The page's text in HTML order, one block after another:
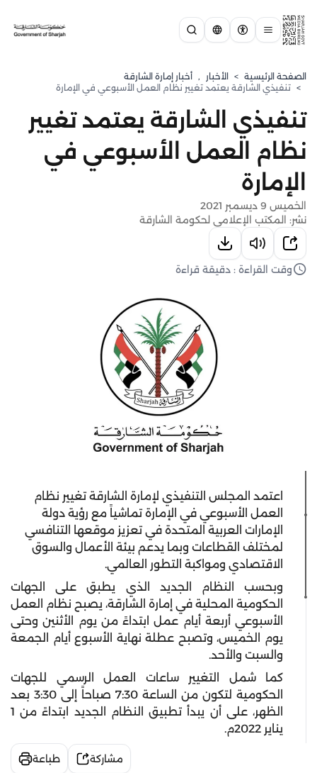
الصفحة الرئيسية > الأخبار , أخبار إمارة الشارقة
> تنفيذي الشارقة يعتمد تغيير نظام العمل الأسبوعي في الإمارة
تنفيذي الشارقة يعتمد تغيير
نظام العمل الأسبوعي في
الإمارة
الخميس 9 ديسمبر 2021
نشر: المكتب الإعلامي لحكومة الشارقة
وقت القراءة : دقيقة قراءة
اعتمد المجلس التنفيذي لإمارة الشارقة تغيير نظام
العمل الأسبوعي في الإمارة تماشياً مع رؤية دولة
الإمارات العربية المتحدة في تعزيز موقعها التنافسي
لمختلف القطاعات وبما يدعم بيئة الأعمال والسوق
الاقتصادي ومواكبة التطور العالمي.
وبحسب النظام الجديد الذي يطبق على الجهات
الحكومية المحلية في إمارة الشارقة، يصبح نظام العمل
الأسبوعي أربعة أيام عمل ابتداءً من يوم الأثنين وحتى
يوم الخميس، وتصبح عطلة نهاية الأسبوع أيام الجمعة
والسبت والأحد.
كما شمل التغيير ساعات العمل الرسمي للجهات
الحكومية لتكون من الساعة 7:30 صباحاً إلى 3:30 بعد
الظهر، على أن يبدأ تطبيق النظام الجديد ابتداءً من 1
يناير 2022م.
مشاركة طباعة